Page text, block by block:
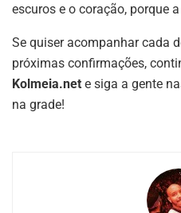
escuros e o coração, porque
Se quiser acompanhar cada
próximas confirmações,
Kolmeia.net e siga a gente
na grade!